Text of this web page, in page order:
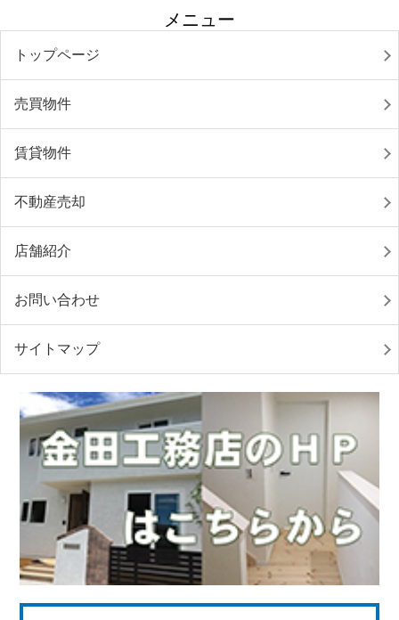
メニュー
トップページ
売買物件
賃貸物件
不動産売却
店舗紹介
お問い合わせ
サイトマップ